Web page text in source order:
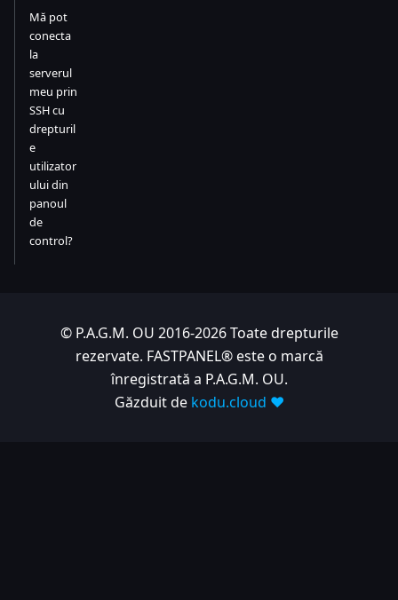
Mă pot
conecta
la
serverul
meu prin
SSH cu
drepturil
e
utilizator
ului din
panoul
de
control?
© P.A.G.M. OU 2016-2026 Toate drepturile
rezervate. FASTPANEL® este o marcă
înregistrată a P.A.G.M. OU.
Găzduit de kodu.cloud ❤️